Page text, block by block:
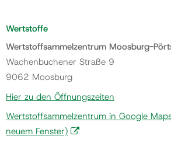
Wertstoffe
Wertstoffsammelzentrum Moosburg-
Wachenbuchener Straße 9
9062 Moosburg
Hier zu den Öffnungszeiten
Wertstoffsammelzentrum in Google
neuem Fenster)